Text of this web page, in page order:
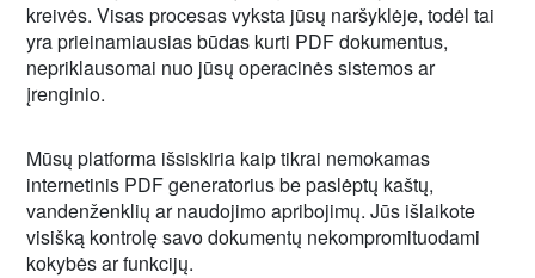
kreivės. Visas procesas vyksta jūsų naršyklėje, todėl tai
yra prieinamiausias būdas kurti PDF dokumentus,
nepriklausomai nuo jūsų operacinės sistemos ar
įrenginio.
Mūsų platforma išsiskiria kaip tikrai nemokamas
internetinis PDF generatorius be paslėptų kaštų,
vandenženklių ar naudojimo apribojimų. Jūs išlaikote
visišką kontrolę savo dokumentų nekompromituodami
kokybės ar funkcijų.